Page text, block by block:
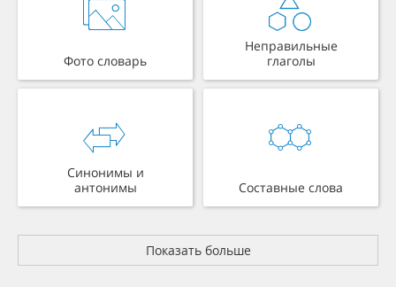
Фото словарь
Неправильные
глаголы
Синонимы и
антонимы
Составные слова
Показать больше